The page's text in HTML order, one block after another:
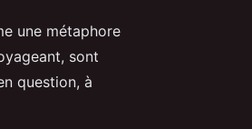
une métaphore
sont
question, à